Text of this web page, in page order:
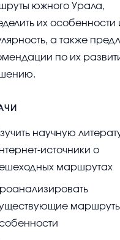
южного Урала,
их особенности
а также
по их
научную
источники о
маршрутах